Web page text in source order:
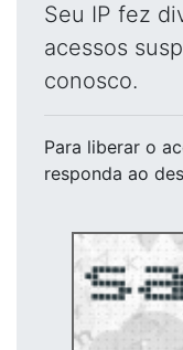
Seu IP fez
acessos
conosco.
Para liberar o
responda ao